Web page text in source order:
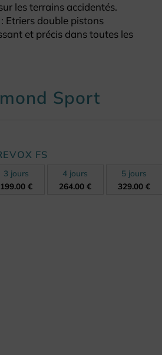
les terrains accidentés.
Etriers double pistons
et précis dans toutes les
Sport
FS
3 jours
199.00 €
4 jours
264.00 €
5 jours
329.00 €